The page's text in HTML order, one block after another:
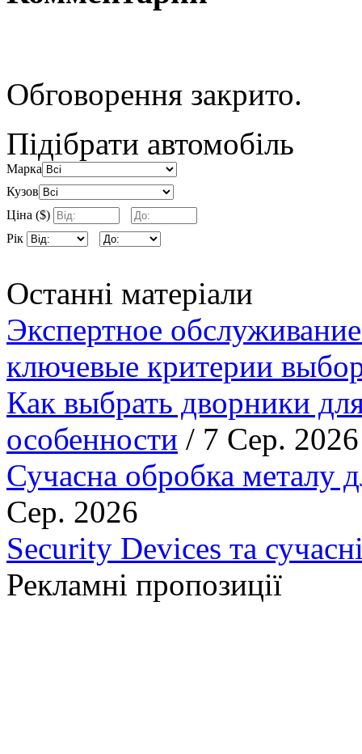
Обговорення закрито.
Підібрати автомобіль
Марка
Кузов
Ціна ($)
Рік
Останні матеріали
Экспертное
ключевые критерии
Как выбрать дворники
особенности / 7 Сер. 2026
Сучасна обробка металу
Сер. 2026
Security Devices та
Рекламні пропозиції